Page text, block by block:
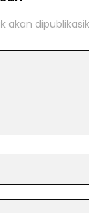
akan